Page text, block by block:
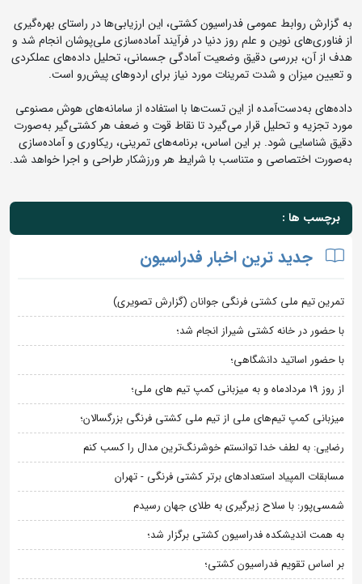
به گزارش روابط عمومی فدراسیون کشتی، این ارزیابی‌ها در راستای بهره‌گیری
از فناوری‌های نوین و علم روز دنیا در فرآیند آماده‌سازی ملی‌پوشان انجام شد و
هدف از آن، بررسی دقیق وضعیت آمادگی جسمانی، تحلیل داده‌های عملکردی
و تعیین میزان و شدت تمرینات مورد نیاز برای اردوهای پیش‌رو است.
داده‌های به‌دست‌آمده از این تست‌ها با استفاده از سامانه‌های هوش مصنوعی
مورد تجزیه و تحلیل قرار می‌گیرد تا نقاط قوت و ضعف هر کشتی‌گیر به‌صورت
دقیق شناسایی شود. بر این اساس، برنامه‌های تمرینی، ریکاوری و آماده‌سازی
به‌صورت اختصاصی و متناسب با شرایط هر ورزشکار طراحی و اجرا خواهد شد.
برچسب ها :
جدید ترین اخبار فدراسیون
تمرین تیم ملی کشتی فرنگی جوانان (گزارش تصویری)
با حضور در خانه کشتی شیراز انجام شد؛
با حضور اساتید دانشگاهی؛
از روز 19 مردادماه و به میزبانی کمپ تیم های ملی؛
میزبانی کمپ تیم‌های ملی از تیم ملی کشتی فرنگی بزرگسالان؛
رضایی: به لطف خدا توانستم خوشرنگ‌ترین مدال را کسب کنم
مسابقات المپیاد استعدادهای برتر کشتی فرنگی - تهران
شمسی‌پور: با سلاح زیرگیری به طلای جهان رسیدم
به همت اندیشکده فدراسیون کشتی برگزار شد؛
بر اساس تقویم فدراسیون کشتی؛